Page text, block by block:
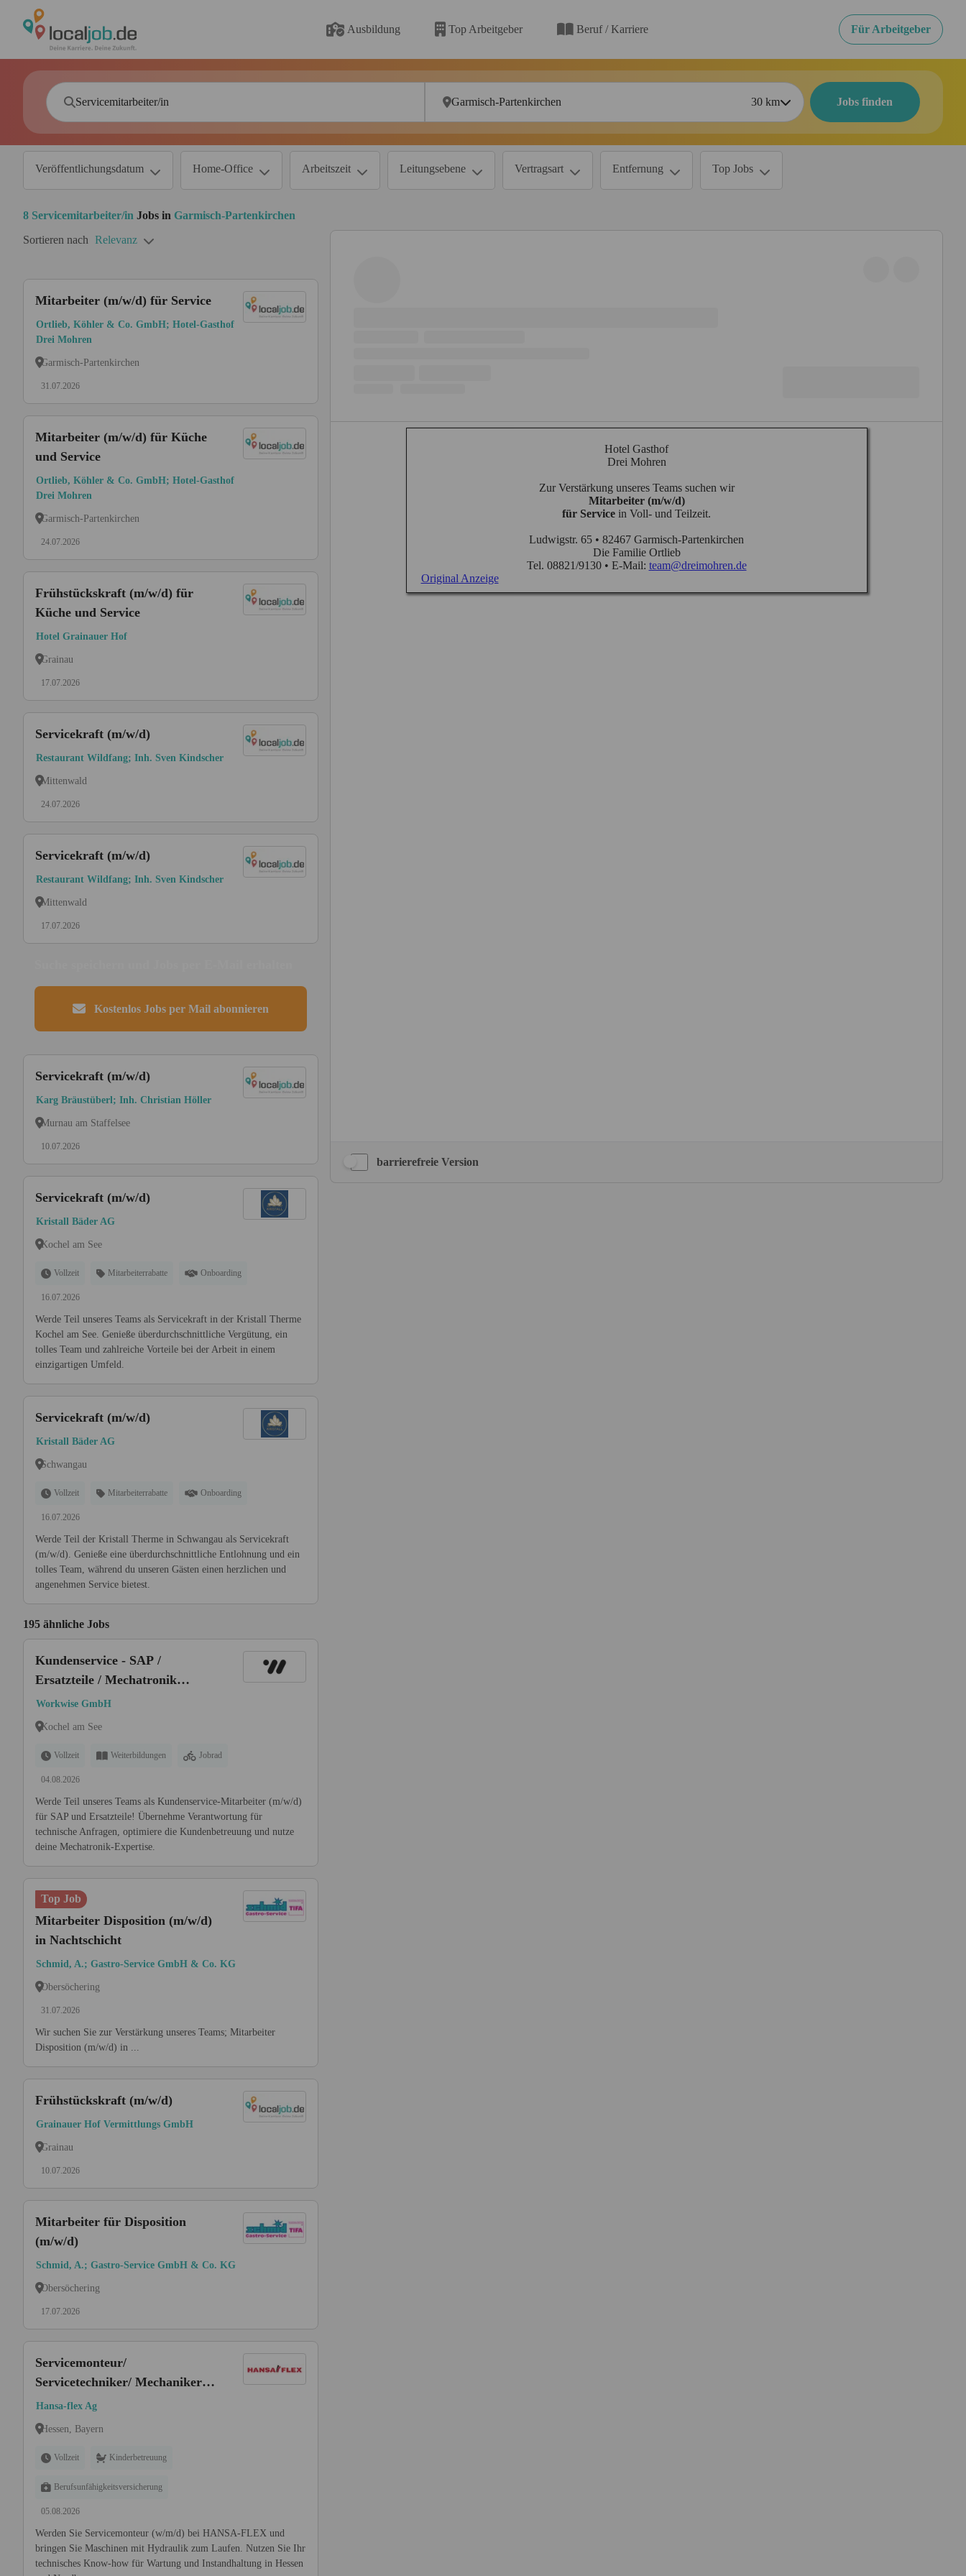
Ausbildung Top Arbeitgeber Beruf / Karriere Für Arbeitgeber
30km Jobs finden
Veröffentlichungsdatum Home-Office Arbeitszeit Leitungsebene Vertragsart Entfernung Top Jobs
8 Servicemitarbeiter/in Jobs in Garmisch-Partenkirchen
Sortieren nach Relevanz
Mitarbeiter (m/w/d) für Service
Ortlieb, Köhler & Co. GmbH; Hotel-Gasthof
Drei Mohren
Garmisch-Partenkirchen
31.07.2026
Mitarbeiter (m/w/d) für Küche
und Service
Ortlieb, Köhler & Co. GmbH; Hotel-Gasthof
Drei Mohren
Garmisch-Partenkirchen
24.07.2026
Frühstückskraft (m/w/d) für
Küche und Service
Hotel Grainauer Hof
Grainau
17.07.2026
Servicekraft (m/w/d)
Restaurant Wildfang; Inh. Sven Kindscher
Mittenwald
24.07.2026
Servicekraft (m/w/d)
Restaurant Wildfang; Inh. Sven Kindscher
Mittenwald
17.07.2026
Kostenlos Jobs per Mail abonnieren
Servicekraft (m/w/d)
Karg Bräustüberl; Inh. Christian Höller
Murnau am Staffelsee
10.07.2026
Servicekraft (m/w/d)
Kristall Bäder AG
Kochel am See
Vollzeit Mitarbeiterrabatte Onboarding
16.07.2026
Werde Teil unseres Teams als Servicekraft in der Kristall Therme
Kochel am See. Genieße überdurchschnittliche Vergütung, ein
tolles Team und zahlreiche Vorteile bei der Arbeit in einem
einzigartigen Umfeld.
Servicekraft (m/w/d)
Kristall Bäder AG
Schwangau
Vollzeit Mitarbeiterrabatte Onboarding
16.07.2026
Werde Teil der Kristall Therme in Schwangau als Servicekraft
(m/w/d). Genieße eine überdurchschnittliche Entlohnung und ein
tolles Team, während du unseren Gästen einen herzlichen und
angenehmen Service bietest.
195 ähnliche Jobs
Kundenservice - SAP /
Ersatzteile / Mechatronik
(m/w/d)
Workwise GmbH
Kochel am See
Vollzeit Weiterbildungen Jobrad
04.08.2026
Werde Teil unseres Teams als Kundenservice-Mitarbeiter (m/w/d)
für SAP und Ersatzteile! Übernehme Verantwortung für
technische Anfragen, optimiere die Kundenbetreuung und nutze
deine Mechatronik-Expertise.
Top Job
Mitarbeiter Disposition (m/w/d)
in Nachtschicht
Schmid, A.; Gastro-Service GmbH & Co. KG
Obersöchering
31.07.2026
Wir suchen Sie zur Verstärkung unseres Teams; Mitarbeiter
Disposition (m/w/d) in ...
Frühstückskraft (m/w/d)
Grainauer Hof Vermittlungs GmbH
Grainau
10.07.2026
Mitarbeiter für Disposition
(m/w/d)
Schmid, A.; Gastro-Service GmbH & Co. KG
Obersöchering
17.07.2026
Servicemonteur/
Servicetechniker/ Mechaniker
(w/m/d) Industrieservice -
Hydraulik
Hansa-flex Ag
Hessen, Bayern
Vollzeit Kinderbetreuung
Berufsunfähigkeitsversicherung
05.08.2026
Werden Sie Servicemonteur (w/m/d) bei HANSA-FLEX und
bringen Sie Maschinen mit Hydraulik zum Laufen. Nutzen Sie Ihr
technisches Know-how für Wartung und Instandhaltung in Hessen
barrierefreie Version